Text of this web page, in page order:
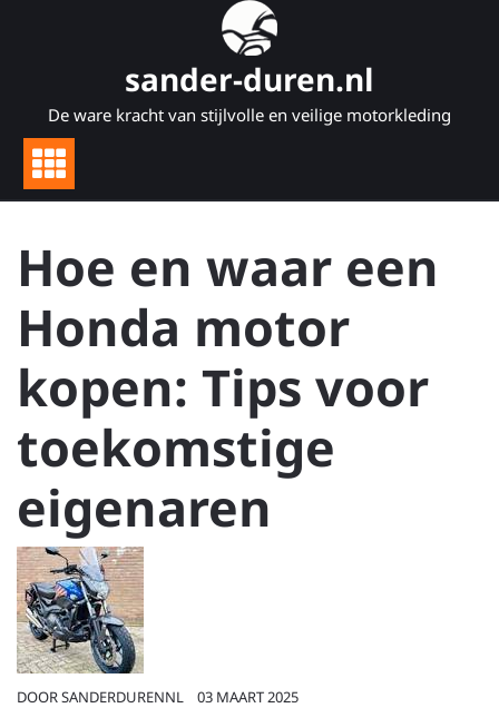
sander-duren.nl
De ware kracht van stijlvolle en veilige motorkleding
Hoe en waar een
Honda motor
kopen: Tips voor
toekomstige
eigenaren
DOORSANDERDURENNL 03 MAART 2025